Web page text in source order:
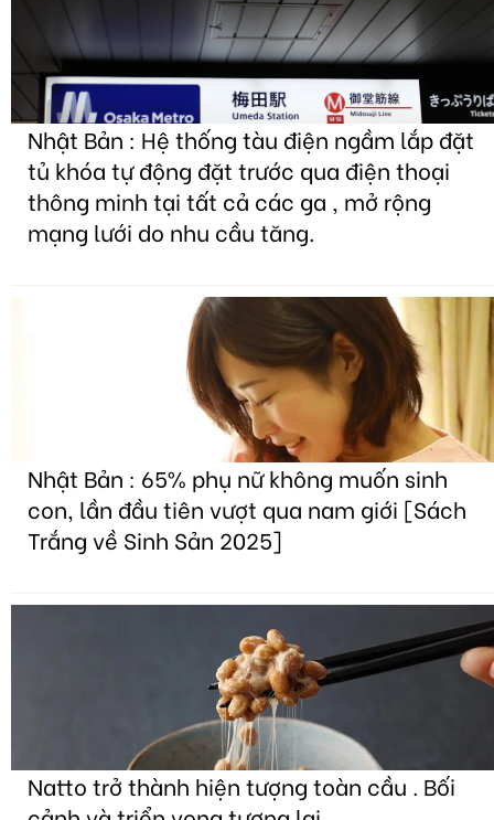
Nhật Bản : Hệ thống tàu điện ngầm lắp đặt
tủ khóa tự động đặt trước qua điện thoại
thông minh tại tất cả các ga , mở rộng
mạng lưới do nhu cầu tăng.
Nhật Bản : 65% phụ nữ không muốn sinh
con, lần đầu tiên vượt qua nam giới [Sách
Trắng về Sinh Sản 2025]
Natto trở thành hiện tượng toàn cầu . Bối